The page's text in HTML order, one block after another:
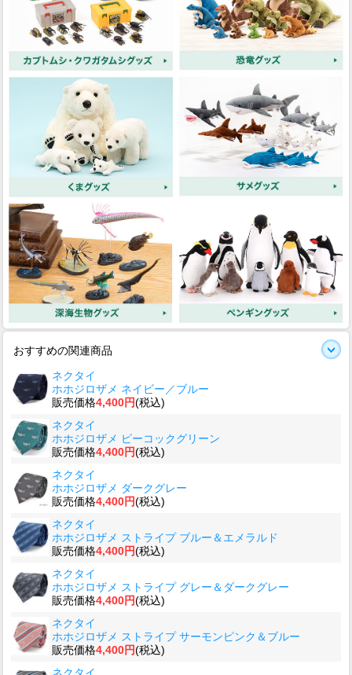
おすすめの関連商品
ネクタイ
ホホジロザメ ネイビー／ブルー
販売価格4,400円(税込)
ネクタイ
ホホジロザメ ピーコックグリーン
販売価格4,400円(税込)
ネクタイ
ホホジロザメ ダークグレー
販売価格4,400円(税込)
ネクタイ
ホホジロザメ ストライプ ブルー＆エメラルド
販売価格4,400円(税込)
ネクタイ
ホホジロザメ ストライプ グレー＆ダークグレー
販売価格4,400円(税込)
ネクタイ
ホホジロザメ ストライプ サーモンピンク＆ブルー
販売価格4,400円(税込)